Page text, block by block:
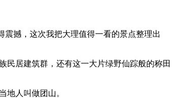
撼，这次我把大理值得一看的景点整理出
民居建筑群，还有这一大片绿野仙踪般的称田
人叫做团山。